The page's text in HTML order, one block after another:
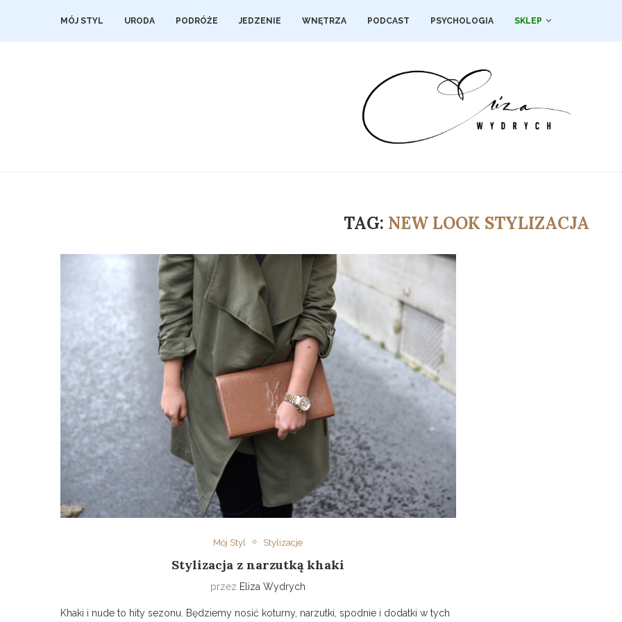
MÓJ STYL URODA PODRÓŻE JEDZENIE WNĘTRZA PODCAST PSYCHOLOGIA SKLEP
TAG: NEW LOOK STYLIZACJA
Mój Styl Stylizacje
Stylizacja z narzutką khaki
przez Eliza Wydrych
Khaki i nude to hity sezonu. Będziemy nosić koturny, narzutki, spodnie i dodatki w tych